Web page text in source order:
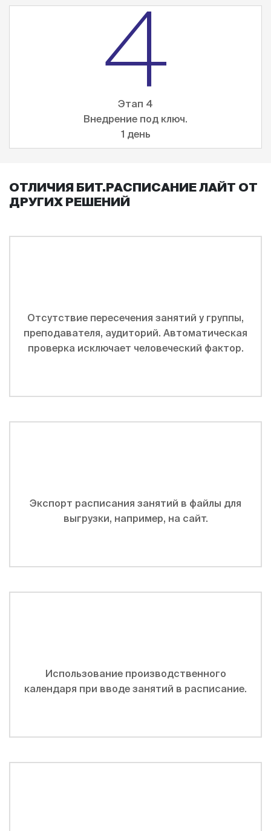
4
Этап 4
Внедрение под ключ.
1 день
ОТЛИЧИЯ БИТ.РАСПИСАНИЕ ЛАЙТ ОТ
ДРУГИХ РЕШЕНИЙ
Отсутствие пересечения занятий у группы,
преподавателя, аудиторий. Автоматическая
проверка исключает человеческий фактор.
Экспорт расписания занятий в файлы для
выгрузки, например, на сайт.
Использование производственного
календаря при вводе занятий в расписание.